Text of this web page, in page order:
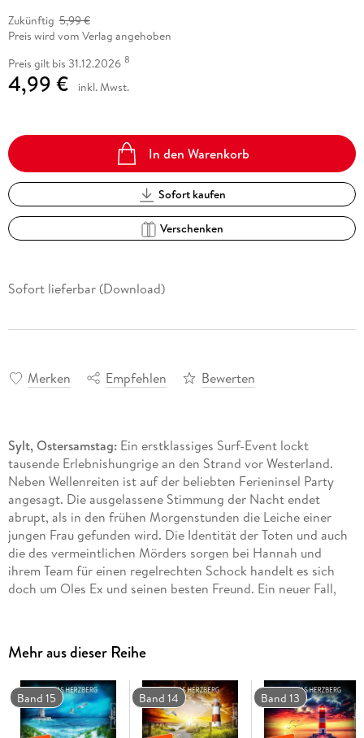
Zukünftig 5,99 €
Preis wird vom Verlag angehoben
Preis gilt bis 31.12.2026 8
4,99 € inkl. Mwst.
In den Warenkorb
Sofort kaufen
Verschenken
Sofort lieferbar (Download)
Merken Empfehlen Bewerten
Sylt, Ostersamstag:Ein erstklassiges Surf-Event lockt
tausende Erlebnishungrige an den Strand vor Westerland.
Neben Wellenreiten ist auf der beliebten Ferieninsel Party
angesagt. Die ausgelassene Stimmung der Nacht endet
abrupt, als in den frühen Morgenstunden die Leiche einer
jungen Frau gefunden wird. Die Identität der Toten und auch
die des vermeintlichen Mörders sorgen bei Hannah und
ihrem Team für einen regelrechten Schock handelt es sich
doch um Oles Ex und seinen besten Freund. Ein neuer Fall,
" Turbulentes Sylt" ist Teil 7 der Reihe " Hannah Lambert
ermittelt" . Jeder Fall ist in sich abgeschlossen. Es kann
allerdings nicht schaden, auch die vorangegangenen Fälle zu
kennen ;)
Bisher erschienen:" Ausgerechnet Sylt"
Mehr aus dieser Reihe
Band 15 Band 14 Band 13